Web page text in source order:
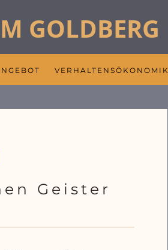
VERHALTENSÖKONOMIK
Geister